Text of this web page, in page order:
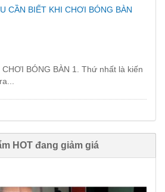
CẦN BIẾT KHI CHƠI BÓNG BÀN
BÓNG BÀN 1. Thứ nhất là kiến
HOT đang giảm giá